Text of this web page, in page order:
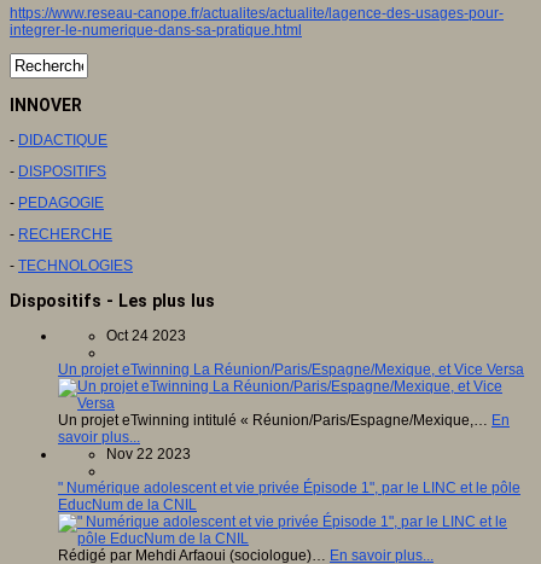
https://www.reseau-canope.fr/actualites/actualite/lagence-des-usages-pour-
integrer-le-numerique-dans-sa-pratique.html
INNOVER
- DIDACTIQUE
- DISPOSITIFS
- PEDAGOGIE
- RECHERCHE
- TECHNOLOGIES
Dispositifs - Les plus lus
Oct 24 2023
Un projet eTwinning La Réunion/Paris/Espagne/Mexique, et Vice Versa
Un projet eTwinning intitulé « Réunion/Paris/Espagne/Mexique,… En
savoir plus...
Nov 22 2023
" Numérique adolescent et vie privée Épisode 1", par le LINC et le pôle
EducNum de la CNIL
Rédigé par Mehdi Arfaoui (sociologue)… En savoir plus...